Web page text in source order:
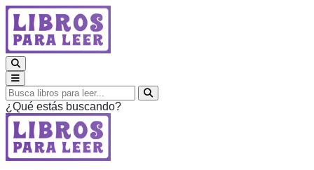
¿Qué estás buscando?